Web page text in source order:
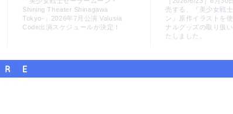
Shining Theater Shinagawa
Tokyo-」2026年7月公演 Valusia
Code出演スケジュールが決定！
売する、『美少女戦
ン』原作イラストを
ナルグッズの取り扱
たしました。